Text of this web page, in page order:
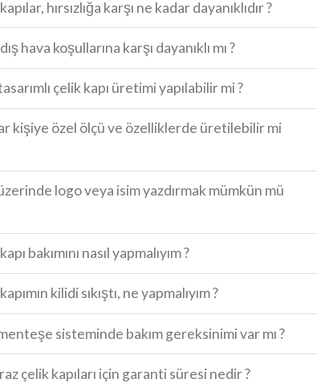
hırsızlığa karşı ne kadar dayanıklıdır ?
hava koşullarına karşı dayanıklı mı ?
çelik kapı üretimi yapılabilir mi ?
kişiye özel ölçü ve özelliklerde üretilebilir mi
logo veya isim yazdırmak mümkün mü
bakımını nasıl yapmalıyım ?
kilidi sıkıştı, ne yapmalıyım ?
sisteminde bakım gereksinimi var mı ?
çelik kapıları için garanti süresi nedir ?